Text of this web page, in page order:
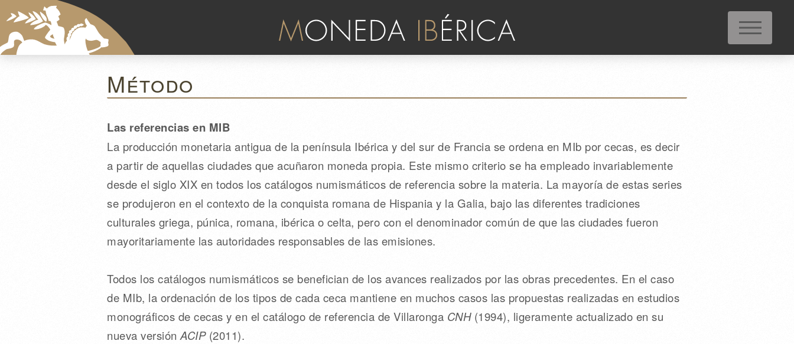
Método
Las referencias en MIB
La producción monetaria antigua de la península Ibérica y del sur de Francia se ordena en MIb por cecas, es decir
a partir de aquellas ciudades que acuñaron moneda propia. Este mismo criterio se ha empleado invariablemente
desde el siglo XIX en todos los catálogos numismáticos de referencia sobre la materia. La mayoría de estas series
se produjeron en el contexto de la conquista romana de Hispania y la Galia, bajo las diferentes tradiciones
culturales griega, púnica, romana, ibérica o celta, pero con el denominador común de que las ciudades fueron
mayoritariamente las autoridades responsables de las emisiones.
Todos los catálogos numismáticos se benefician de los avances realizados por las obras precedentes. En el caso
de MIb, la ordenación de los tipos de cada ceca mantiene en muchos casos las propuestas realizadas en estudios
monográficos de cecas y en el catálogo de referencia de Villaronga CNH(1994), ligeramente actualizado en su
nueva versiónACIP(2011).